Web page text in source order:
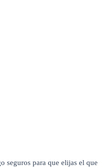
seguros para que elijas el que